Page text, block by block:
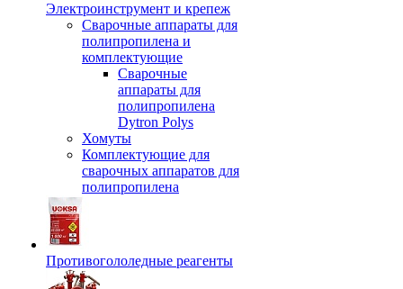
Электроинструмент и крепеж
Сварочные аппараты для
полипропилена и
комплектующие
Сварочные
аппараты для
полипропилена
Dytron Polys
Хомуты
Комплектующие для
сварочных аппаратов для
полипропилена
Противогололедные реагенты